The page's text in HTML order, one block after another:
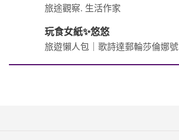
旅途觀察. 生活作家
玩食女紙✨悠悠
旅遊懶人包｜歌詩達郵輪莎倫娜號